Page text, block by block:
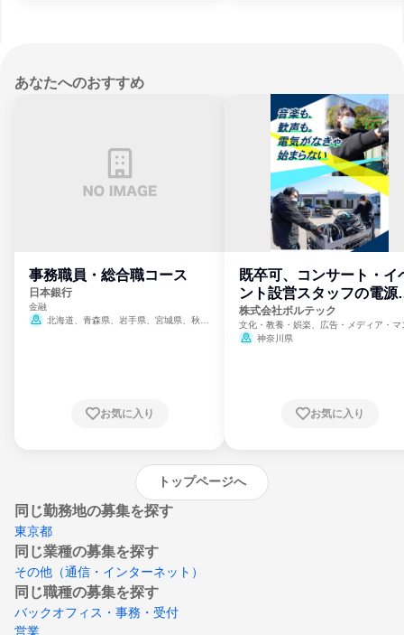
あなたへのおすすめ
事務職員・総合職コース
日本銀行
金融
北海道、青森県、岩手県、宮城県、秋田
崎県、熊本県、大分県、宮崎県、鹿児島県、
お気に入り
既卒可、コンサート・イ
ント設営スタッフの電源
門
株式会社ボルテック
文化・教養・娯楽、広告・メディア・マ
ミ、電力・ガス・水道・エネルギー
神奈川県
お気に入り
トップページへ
同じ勤務地の募集を探す
東京都
同じ業種の募集を探す
その他（通信・インターネット）
同じ職種の募集を探す
バックオフィス・事務・受付
営業